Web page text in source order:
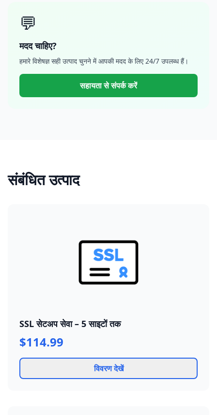
💬
मदद चाहिए?
हमारे विशेषज्ञ सही उत्पाद चुनने में आपकी मदद के लिए 24/7 उपलब्ध हैं।
सहायता से संपर्क करें
संबंधित उत्पाद
SSL सेटअप सेवा – 5 साइटों तक
$114.99
विवरण देखें